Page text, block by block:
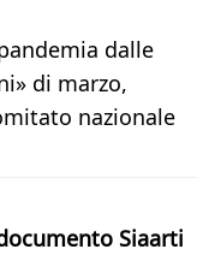
dalle
di marzo,
nazionale
Siaarti